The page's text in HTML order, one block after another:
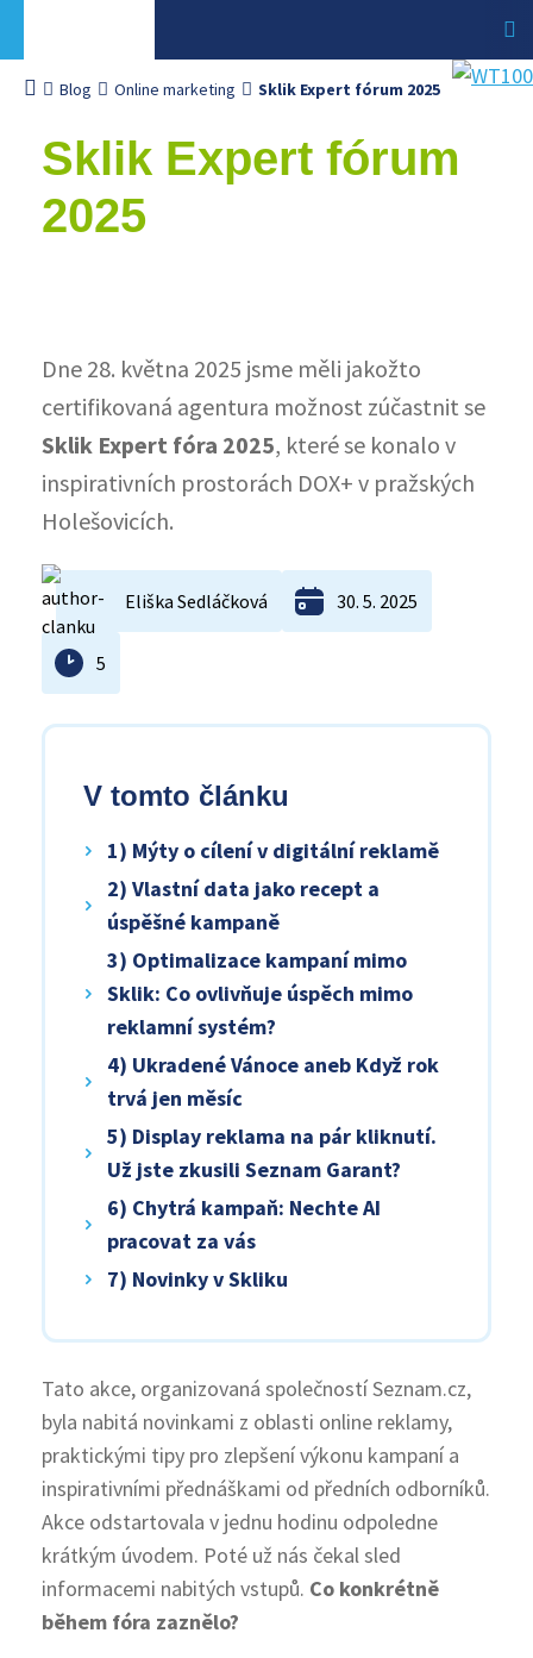
Blog Online marketing Sklik Expert fórum 2025
Sklik Expert fórum
2025
Dne 28. května 2025 jsme měli jakožto
certifikovaná agentura možnost zúčastnit se
Sklik Expert fóra 2025, které se konalo v
inspirativních prostorách DOX+ v pražských
Holešovicích.
Eliška Sedláčková 30. 5. 2025
5
V tomto článku
1) Mýty o cílení v digitální reklamě
2) Vlastní data jako recept a
úspěšné kampaně
3) Optimalizace kampaní mimo
Sklik: Co ovlivňuje úspěch mimo
reklamní systém?
4) Ukradené Vánoce aneb Když rok
trvá jen měsíc
5) Display reklama na pár kliknutí.
Už jste zkusili Seznam Garant?
6) Chytrá kampaň: Nechte AI
pracovat za vás
7) Novinky v Skliku
Tato akce, organizovaná společností Seznam.cz,
byla nabitá novinkami z oblasti online reklamy,
praktickými tipy pro zlepšení výkonu kampaní a
inspirativními přednáškami od předních odborníků.
Akce odstartovala v jednu hodinu odpoledne
krátkým úvodem. Poté už nás čekal sled
informacemi nabitých vstupů. Co konkrétně
během fóra zaznělo?